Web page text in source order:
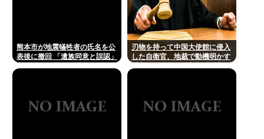
熊本市が地震犠牲者の氏名を公
表後に撤回 「遺族同意と誤認」
刃物を持って中国大使館に侵入
した自衛官、地裁で動機明かす